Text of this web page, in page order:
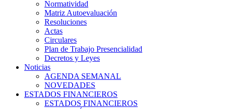
Normatividad
Matriz Autoevaluación
Resoluciones
Actas
Circulares
Plan de Trabajo Presencialidad
Decretos y Leyes
Noticias
AGENDA SEMANAL
NOVEDADES
ESTADOS FINANCIEROS
ESTADOS FINANCIEROS